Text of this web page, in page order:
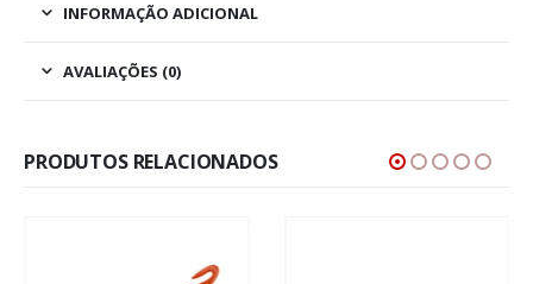
INFORMAÇÃO ADICIONAL
AVALIAÇÕES (0)
PRODUTOS RELACIONADOS